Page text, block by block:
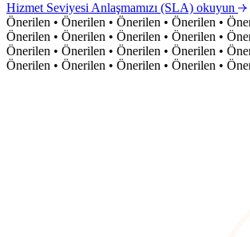
Hizmet Seviyesi Anlaşmamızı (SLA) okuyun
Önerilen • Önerilen • Önerilen • Önerilen •
Önerilen • Önerilen • Önerilen • Önerilen •
Önerilen • Önerilen • Önerilen • Önerilen •
Önerilen • Önerilen • Önerilen • Önerilen •